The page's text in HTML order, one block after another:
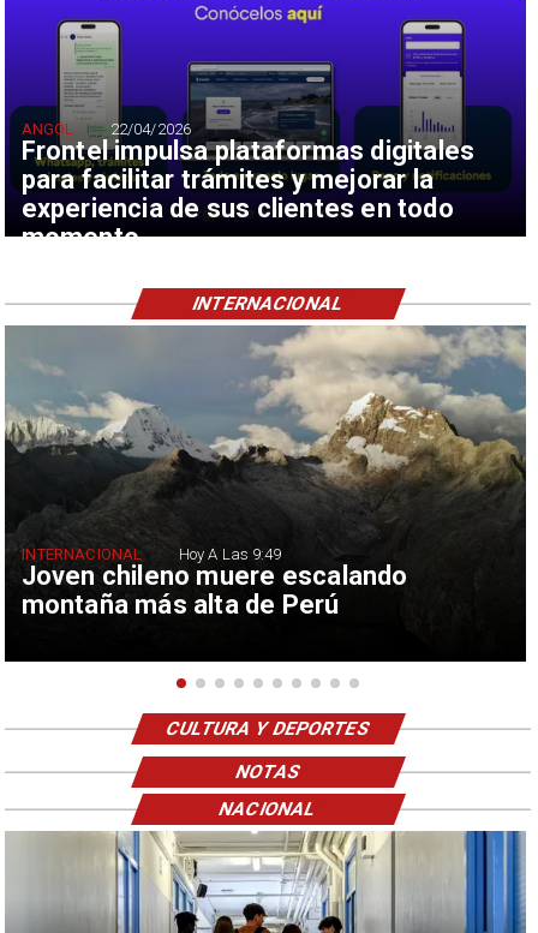
Frontel impulsa plataformas digitales
para facilitar trámites y mejorar la
experiencia de sus clientes en todo
momento
ANGOL 22/04/2026
Joven chileno muere escalando
montaña más alta de Perú
INTERNACIONAL Hoy A Las 9:49
INTERNACIONAL
CULTURA Y DEPORTES
NOTAS
NACIONAL